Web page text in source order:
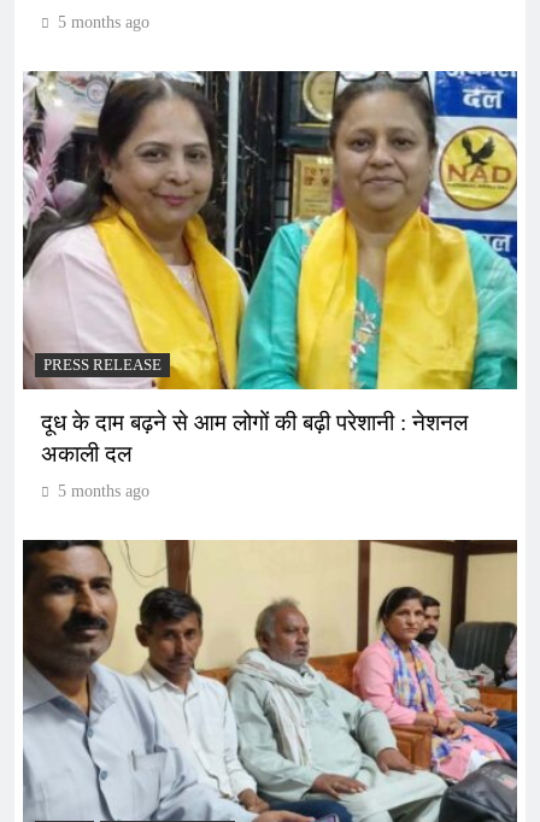
5 months ago
PRESS RELEASE
दूध के दाम बढ़ने से आम लोगों की बढ़ी परेशानी : नेशनल
अकाली दल
5 months ago